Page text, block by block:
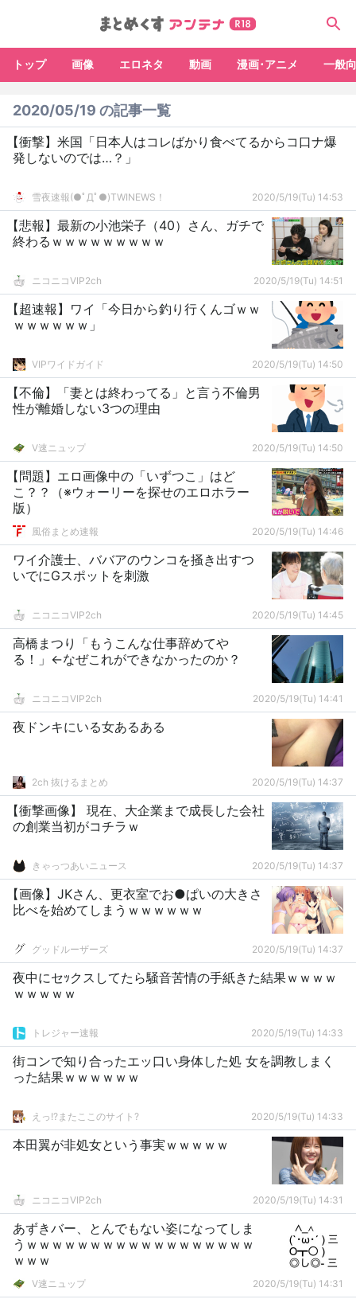
トップ 画像 エロネタ 動画 漫画･アニメ 一般
2020/05/19 の記事一覧
【衝撃】米国「日本人はコレばかり食べてるからコ口ナ爆
発しないのでは…？」
雪夜速報(●ﾟДﾟ●)TWINEWS！ 2020/5/19(Tu) 14:53
【悲報】最新の小池栄子（40）さん、ガチで
終わるｗｗｗｗｗｗｗｗｗ
ニコニコVIP2ch 2020/5/19(Tu) 14:51
【超速報】ワイ「今日から釣り行くんゴｗｗ
ｗｗｗｗｗｗ」
VIPワイドガイド 2020/5/19(Tu) 14:50
【不倫】「妻とは終わってる」と言う不倫男
性が離婚しない3つの理由
V速ニュップ 2020/5/19(Tu) 14:50
【問題】エロ画像中の「いずつこ」はど
こ？？（※ウォーリーを探せのエロホラー
版）
風俗まとめ速報 2020/5/19(Tu) 14:46
ワイ介護士、ババアのウンコを掻き出すつ
いでにGスポットを刺激
ニコニコVIP2ch 2020/5/19(Tu) 14:45
高橋まつり「もうこんな仕事辞めてや
る！」←なぜこれができなかったのか？
ニコニコVIP2ch 2020/5/19(Tu) 14:41
夜ドンキにいる女あるある
2ch 抜けるまとめ 2020/5/19(Tu) 14:37
【衝撃画像】 現在、大企業まで成長した会社
の創業当初がコチラｗ
きゃっつあいニュース 2020/5/19(Tu) 14:37
【画像】JKさん、更衣室でお●ぱいの大きさ
比べを始めてしまうｗｗｗｗｗｗ
グッドルーザーズ 2020/5/19(Tu) 14:37
夜中にセｯクスしてたら騒音苦情の手紙きた結果ｗｗｗｗ
ｗｗｗｗｗ
トレジャー速報 2020/5/19(Tu) 14:33
街コンで知り合ったエッ口い身体した処 女を調教しまく
った結果ｗｗｗｗｗｗ
えっ!?またここのサイト? 2020/5/19(Tu) 14:33
本田翼が非処女という事実ｗｗｗｗｗ
ニコニコVIP2ch 2020/5/19(Tu) 14:31
あずきバー、とんでもない姿になってしま
うｗｗｗｗｗｗｗｗｗｗｗｗｗｗｗｗｗｗ
ｗｗｗ
V速ニュップ 2020/5/19(Tu) 14:31